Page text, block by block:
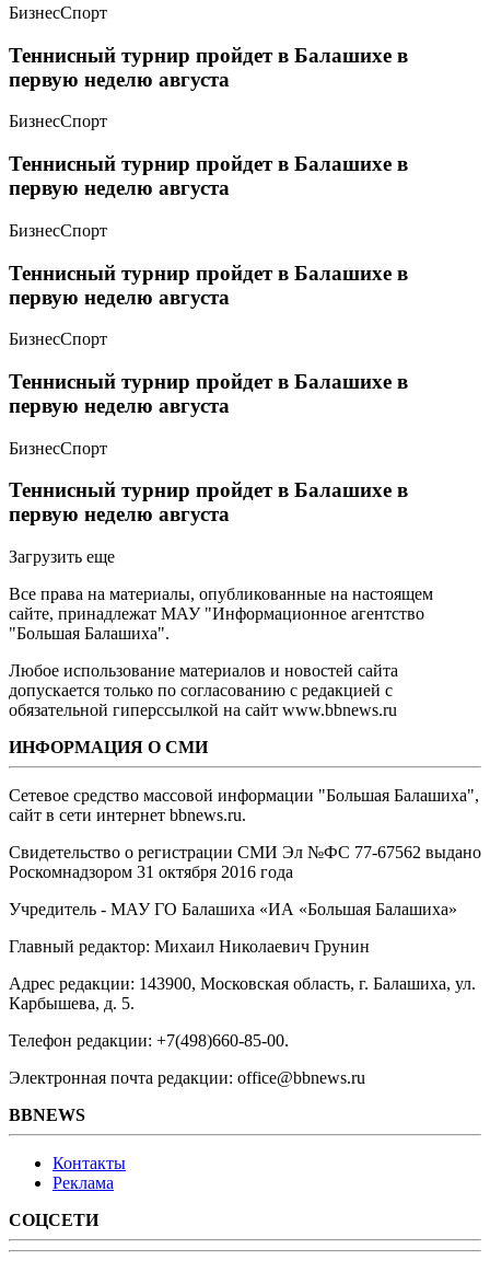
БизнесСпорт
Теннисный турнир пройдет в Балашихе в
первую неделю августа
БизнесСпорт
Теннисный турнир пройдет в Балашихе в
первую неделю августа
БизнесСпорт
Теннисный турнир пройдет в Балашихе в
первую неделю августа
БизнесСпорт
Теннисный турнир пройдет в Балашихе в
первую неделю августа
БизнесСпорт
Теннисный турнир пройдет в Балашихе в
первую неделю августа
Загрузить еще
Все права на материалы, опубликованные на настоящем
сайте, принадлежат МАУ "Информационное агентство
"Большая Балашиха".
Любое использование материалов и новостей сайта
допускается только по согласованию с редакцией с
обязательной гиперссылкой на сайт www.bbnews.ru
ИНФОРМАЦИЯ О СМИ
Сетевое средство массовой информации "Большая Балашиха",
сайт в сети интернет bbnews.ru.
Свидетельство о регистрации СМИ Эл №ФС ‎77-67562 выдано
Роскомнадзором 31 октября 2016 года
Учредитель - МАУ ГО Балашиха «ИА «Большая Балашиха»
Главный редактор: Михаил Николаевич Грунин
Адрес редакции: 143900, Московская область, г. Балашиха, ул.
Карбышева, д. 5.
Телефон редакции: +7(498)660-85-00.
Электронная почта редакции: office@bbnews.ru
BBNEWS
Контакты
Реклама
СОЦСЕТИ